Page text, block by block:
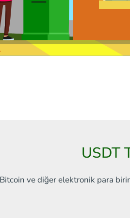
THB
MDL
AMD
USDT
Bitcoin ve diğer elektronik para